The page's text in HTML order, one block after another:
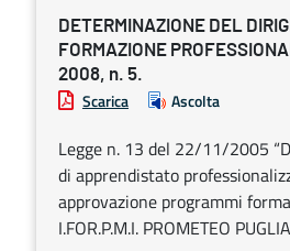
DETERMINAZIONE DEL
FORMAZIONE
2008, n. 5.
Scarica Ascolta
Legge n. 13 del 22/11/2005
di apprendistato
approvazione programmi
I.FOR.P.M.I. PROMETEO